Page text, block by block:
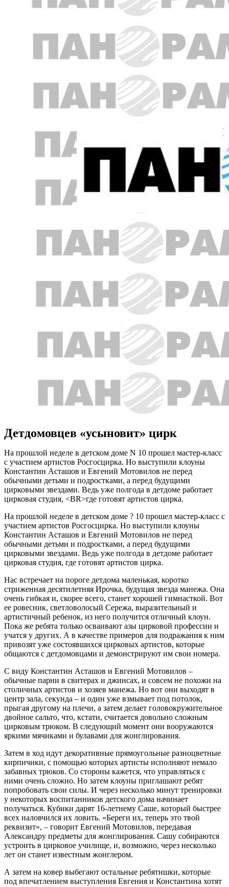
Детдомовцев «усыновит» цирк
На прошлой неделе в детском доме N 10 прошел мастер-класс
с участием артистов Росгосцирка. Но выступили клоуны
Константин Асташов и Евгений Мотовилов не перед
обычными детьми и подростками, а перед будущими
цирковыми звездами. Ведь уже полгода в детдоме работает
цирковая студия, <BR>где готовят артистов цирка.
На прошлой неделе в детском доме ? 10 прошел мастер-класс с
участием артистов Росгосцирка. Но выступили клоуны
Константин Асташов и Евгений Мотовилов не перед
обычными детьми и подростками, а перед будущими
цирковыми звездами. Ведь уже полгода в детдоме работает
цирковая студия, где готовят артистов цирка.
Нас встречает на пороге детдома маленькая, коротко
стриженная десятилетняя Ирочка, будущая звезда манежа. Она
очень гибкая и, скорее всего, станет хорошей гимнасткой. Вот
ее ровесник, светловолосый Сережа, выразительный и
артистичный ребенок, из него получится отличный клоун.
Пока же ребята только осваивают азы цирковой профессии и
учатся у других. А в качестве примеров для подражания к ним
привозят уже состоявшихся цирковых артистов, которые
общаются с детдомовцами и демонстрируют им свои номера.
С виду Константин Асташов и Евгений Мотовилов –
обычные парни в свитерах и джинсах, и совсем не похожи на
столичных артистов и хозяев манежа. Но вот они выходят в
центр зала, секунда – и один уже взмывает под потолок,
прыгая другому на плечи, а затем делает головокружительное
двойное сальто, что, кстати, считается довольно сложным
цирковым трюком. В следующий момент они вооружаются
яркими мячиками и булавами для жонглирования.
Затем в ход идут декоративные прямоугольные разноцветные
кирпичики, с помощью которых артисты исполняют немало
забавных трюков. Со стороны кажется, что управляться с
ними очень сложно. Но затем клоуны приглашают ребят
попробовать свои силы. И через несколько минут тренировки
у некоторых воспитанников детского дома начинает
получаться. Кубики дарят 16-летнему Саше, который быстрее
всех наловчился их ловить. «Береги их, теперь это твой
реквизит», – говорит Евгений Мотовилов, передавая
Александру предметы для жонглирования. Сашу собираются
устроить в цирковое училище, и, возможно, через несколько
лет он станет известным жонглером.
А затем на ковер выбегают остальные ребятишки, которые
под впечатлением выступления Евгения и Константина хотят